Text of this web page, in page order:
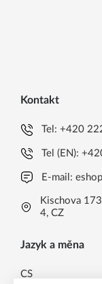
Kontakt
Tel:+420
Tel (EN):
E-mail:
Kischova
4, CZ
Jazyk a měna
CS